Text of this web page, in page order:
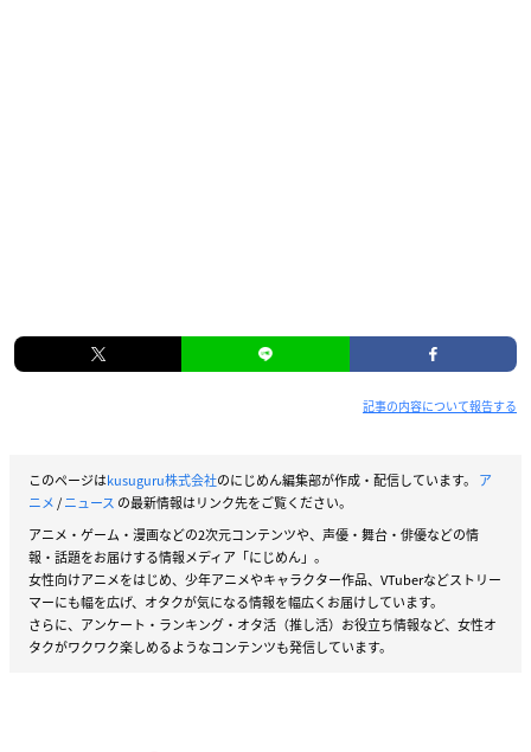
記事の内容について報告する
このページはkusuguru株式会社のにじめん編集部が作成・配信しています。 ア
ニメ/ニュース の最新情報はリンク先をご覧ください。
アニメ・ゲーム・漫画などの2次元コンテンツや、声優・舞台・俳優などの情
報・話題をお届けする情報メディア「にじめん」。
女性向けアニメをはじめ、少年アニメやキャラクター作品、VTuberなどストリー
マーにも幅を広げ、オタクが気になる情報を幅広くお届けしています。
さらに、アンケート・ランキング・オタ活（推し活）お役立ち情報など、女性オ
タクがワクワク楽しめるようなコンテンツも発信しています。